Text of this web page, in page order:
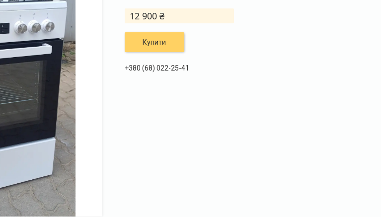
12 900 ₴
Купити
+380 (68) 022-25-41